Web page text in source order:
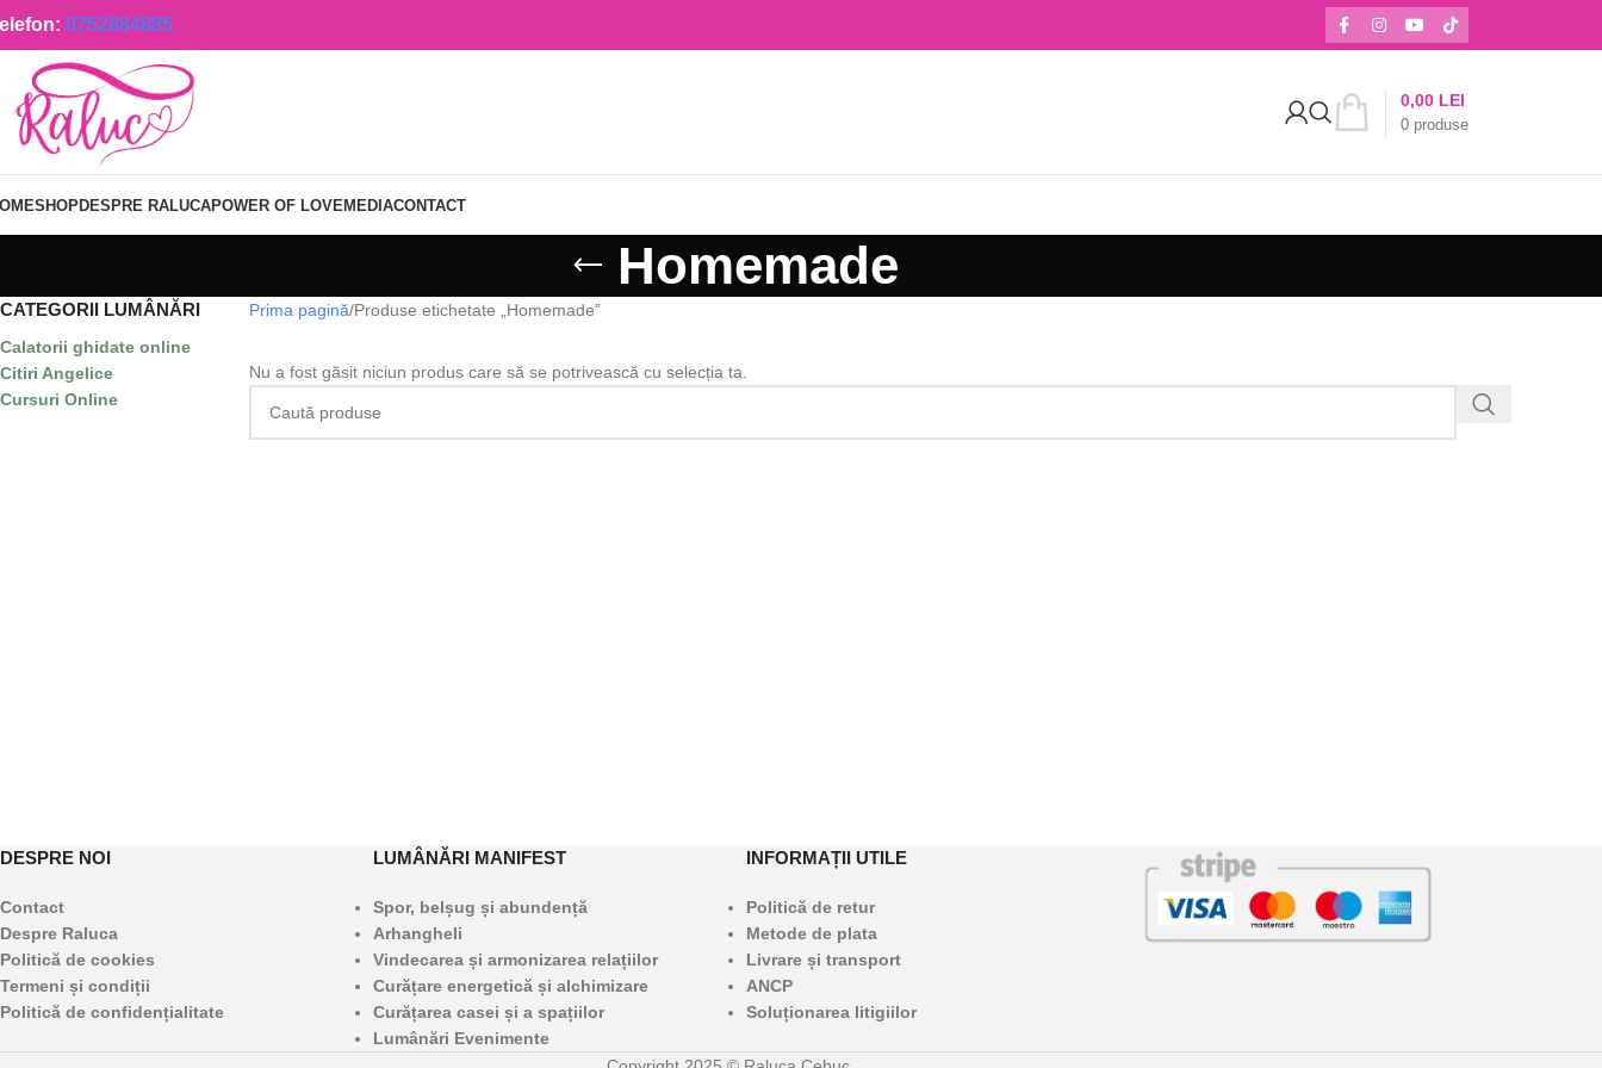
0752884885
0 produse
0,00 LEI
SHOPDESPRE RALUCAPOWER OF LOVEMEDIACONTACT
Homemade
CATEGORII LUMÂNĂRI
Calatorii ghidate online
Citiri Angelice
Cursuri Online
Prima pagină Produse etichetate „Homemade”
Nu a fost găsit niciun produs care să se potrivească cu selecția ta.
DESPRE NOI
Contact
Despre Raluca
Politică de cookies
Termeni și condiții
Politică de confidențialitate
LUMÂNĂRI MANIFEST
Spor, belșug și abundență
Arhangheli
Vindecarea și armonizarea relațiilor
Curățare energetică și alchimizare
Curățarea casei și a spațiilor
Lumânări Evenimente
INFORMAȚII UTILE
Politică de retur
Metode de plata
Livrare și transport
ANCP
Soluționarea litigiilor